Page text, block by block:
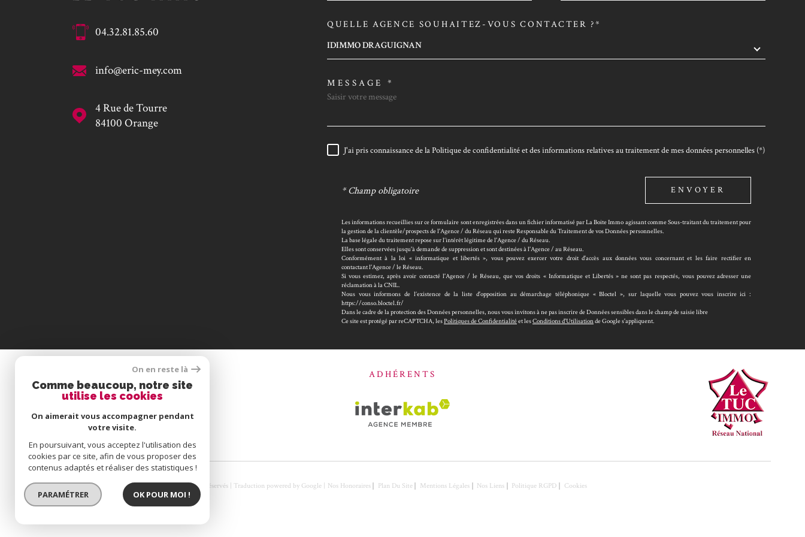
04.32.81.85.60
info@eric-mey.com
4 Rue de Tourre
84100
Orange
TRAD_MELTEM_VOREDEMANDE
QUELLE AGENCE SOUHAITEZ-VOUS CONTACTER ?*
IDIMMO DRAGUIGNAN
MESSAGE *
RÈGLEMENTATION
J'ai pris connaissance de la Politique de confidentialité et des informations relatives au traitement de mes données personnelles (*)
* Champ obligatoire ENVOYER
Les informations recueillies sur ce formulaire sont enregistrées dans un fichier informatisé par La Boite Immo agissant comme Sous-traitant du traitement pour
la gestion de la clientèle/prospects de l'Agence / du Réseau qui reste Responsable du Traitement de vos Données personnelles.
La base légale du traitement repose sur l’intérêt légitime de l'Agence / du Réseau.
Elles sont conservées jusqu'à demande de suppression et sont destinées à l'Agence / au Réseau.
Conformément à la loi « informatique et libertés », vous pouvez exercer votre droit d'accès aux données vous concernant et les faire rectifier en
contactant l'Agence / le Réseau.
Si vous estimez, après avoir contacté l'Agence / le Réseau, que vos droits « Informatique et Libertés » ne sont pas respectés, vous pouvez adresser une
réclamation à la CNIL.
Nous vous informons de l’existence de la liste d'opposition au démarchage téléphonique « Bloctel », sur laquelle vous pouvez vous inscrire ici :
https://conso.bloctel.fr/
Dans le cadre de la protection des Données personnelles, nous vous invitons à ne pas inscrire de Données sensibles dans le champ de saisie libre
Ce site est protégé par reCAPTCHA, lesPolitiques de Confidentialitéet lesConditions d'Utilisationde Google s'appliquent.
SE CONNECTER ADHÉRENTS
© 2026 | Tous droits réservés | Traduction powered by Google | Nos Honoraires Plan Du Site Mentions Légales Nos Liens Politique RGPD Cookies
On en reste là
Comme beaucoup, notre site
utilise les cookies
On aimerait vous accompagner pendant
votre visite.
En poursuivant, vous acceptez l'utilisation des
cookies par ce site, afin de vous proposer des
contenus adaptés et réaliser des statistiques !
PARAMÉTRER OK POUR MOI !